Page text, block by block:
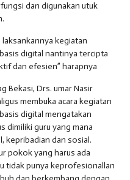
dan digunakan utuk
kegiatan
digital nantinya tercipta
dan efesien” harapnya
Bekasi, Drs. umar Nasir
membuka acara kegiatan
digital mengatakan
dimiliki guru yang mana
kepribadian dan sosial.
pokok yang harus ada
tidak punya keprofesionallan